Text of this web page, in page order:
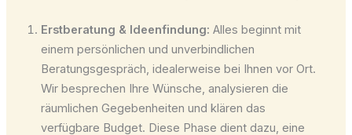
Erstberatung & Ideenfindung: Alles beginnt mit
einem persönlichen und unverbindlichen
Beratungsgespräch, idealerweise bei Ihnen vor Ort.
Wir besprechen Ihre Wünsche, analysieren die
räumlichen Gegebenheiten und klären das
verfügbare Budget. Diese Phase dient dazu, eine